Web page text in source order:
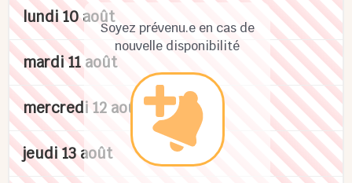
Soyez prévenu.e en cas de
nouvelle disponibilité
lundi 10 août
mardi 11 août
mercredi 12 août
jeudi 13 août